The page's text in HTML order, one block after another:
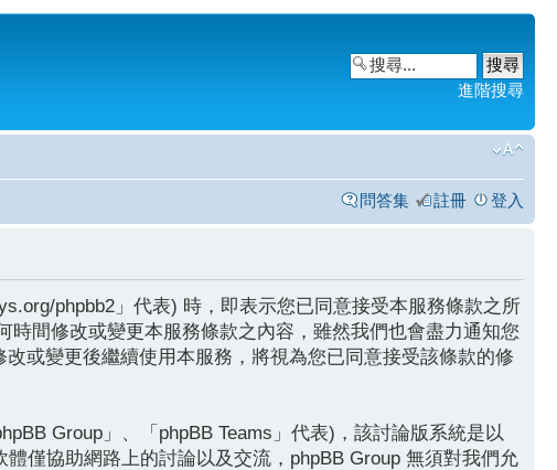
進階搜尋
問答集 註冊 登入
phpbb2」代表) 時，即表示您已同意接受本服務條款之所
間修改或變更本服務條款之內容，雖然我們也會盡力通知您
或變更後繼續使用本服務，將視為您已同意接受該條款的修
Group」、「phpBB Teams」代表)，該討論版系統是以
體僅協助網路上的討論以及交流，phpBB Group 無須對我們允